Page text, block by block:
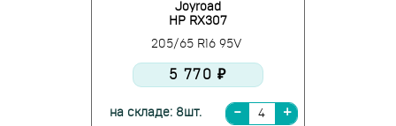
Joyroad
HP RX307
205/65 R16 95V
5 770 ₽
на складе: 8шт.